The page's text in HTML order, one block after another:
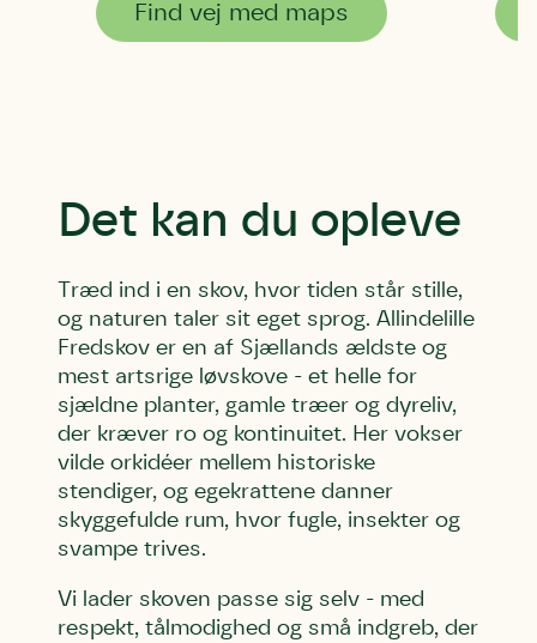
Find vej med maps
Det kan du opleve
Træd ind i en skov, hvor tiden står stille,
og naturen taler sit eget sprog. Allindelille
Fredskov er en af Sjællands ældste og
mest artsrige løvskove - et helle for
sjældne planter, gamle træer og dyreliv,
der kræver ro og kontinuitet. Her vokser
vilde orkidéer mellem historiske
stendiger, og egekrattene danner
skyggefulde rum, hvor fugle, insekter og
svampe trives.
Vi lader skoven passe sig selv - med
respekt, tålmodighed og små indgreb, der